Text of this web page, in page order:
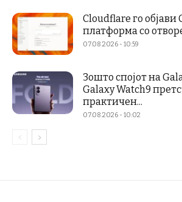
Cloudflare го објави
платформа со
07.08.2026 - 10:59
Зошто спојот на
Galaxy Watch9
практичен...
07.08.2026 - 10:02